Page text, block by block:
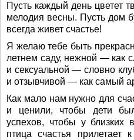
Пусть каждый день цветет
мелодия весны. Пусть дом
всегда живет счастье!
Я желаю тебе быть
летнем саду, нежной — как
и сексуальной — словно
и отзывчивой — как самый
Как мало нам нужно для
и ценили, чтобы дети
успехов, чтобы у близких
птица счастья прилетает